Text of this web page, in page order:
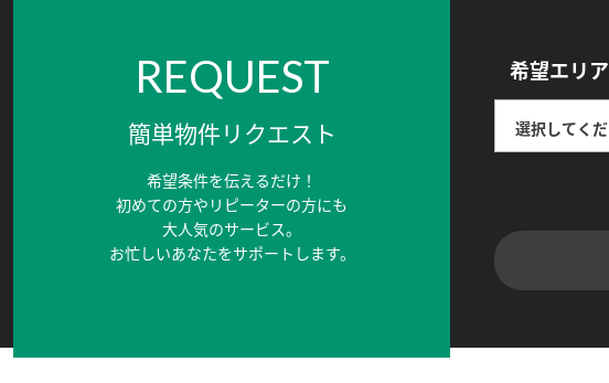
REQUEST
簡単物件リクエスト
希望条件を伝えるだけ！
初めての方やリピーターの方にも
大人気のサービス。
お忙しいあなたをサポートします。
希望エリア